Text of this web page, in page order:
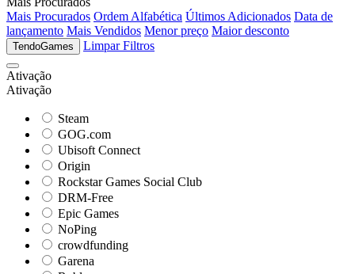
Mais Procurados Ordem Alfabética Últimos Adicionados Data de
lançamento Mais Vendidos Menor preço Maior desconto
TendoGames Limpar Filtros
Ativação
Ativação
Steam
GOG.com
Ubisoft Connect
Origin
Rockstar Games Social Club
DRM-Free
Epic Games
NoPing
crowdfunding
Garena